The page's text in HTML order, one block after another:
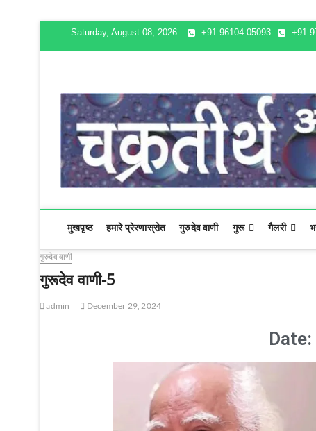
Saturday, August 08, 2026 +91 96104 05093 +91
चक्रतीर्थ
मुखपृष्ठ हमारे प्रेरणास्रोत गुरुदेव वाणी गुरू गैलरी
गुरुदेव वाणी
गुरूदेव वाणी-5
admin December 29, 2024